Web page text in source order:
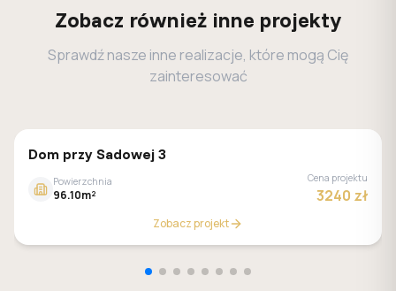
Zobacz również inne projekty
Sprawdź nasze inne realizacje, które mogą Cię
zainteresować
GALERIA DOMÓW
Dom przy Sadowej 3
Powierzchnia
96.10m²
Cena projektu
3240 zł
Zobacz projekt